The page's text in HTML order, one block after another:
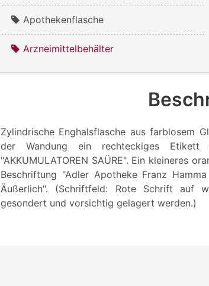
Apothekenflasche
Arzneimittelbehälter
Zylindrische Enghalsflasche aus farblosem
der Wandung ein rechteckiges
"AKKUMULATOREN SAÜRE". Ein kleineres
Beschriftung "Adler Apotheke Franz
Äußerlich". (Schriftfeld: Rote Schrift auf
gesondert und vorsichtig gelagert werden.)